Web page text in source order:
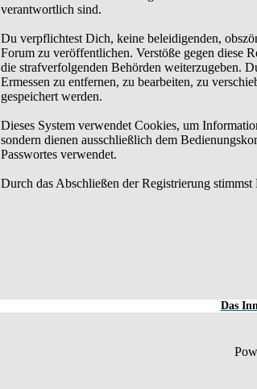
verantwortlich sind.
Du verpflichtest Dich, keine beleidigenden,
Forum zu veröffentlichen. Verstöße gegen diese
die strafverfolgenden Behörden weiterzugeben.
Ermessen zu entfernen, zu bearbeiten, zu
gespeichert werden.
Dieses System verwendet Cookies, um
sondern dienen ausschließlich dem
Passwortes verwendet.
Durch das Abschließen der Registrierung
Das